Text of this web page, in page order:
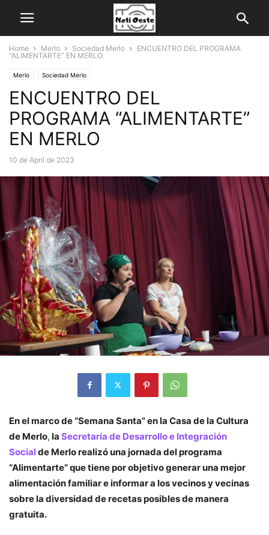
Home Merlo Sociedad Merlo
ENCUENTRO DEL PROGRAMA
“ALIMENTARTE” EN MERLO
Merlo Sociedad Merlo
ENCUENTRO DEL
PROGRAMA “ALIMENTARTE”
EN MERLO
10 de April de 2023
En el marco de “Semana Santa” en la Casa de la Cultura
de Merlo, la Secretaría de Desarrollo e Integración
Socialde Merlo realizó una jornada del programa
“Alimentarte” que tiene por objetivo generar una mejor
alimentación familiar e informar a los vecinos y vecinas
sobre la diversidad de recetas posibles de manera
gratuita.